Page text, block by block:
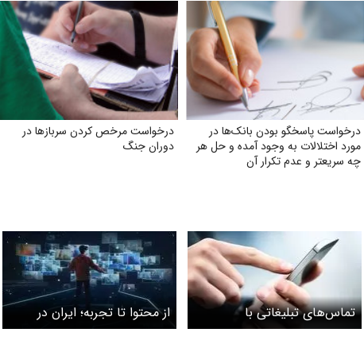
درخواست پاسخگو بودن بانک‌ها در
مورد اختلالات به وجود آمده و حل هر
چه سریعتر و عدم تکرار آن
درخواست مرخص کردن سربازها در
دوران جنگ
تماس‌های تبلیغاتی با
شماره‌گیری عدد ۱۱ لغو کنید
​از محتوا تا تجربه؛ ایران در
آستانه عصر ارتباطات چندحسی